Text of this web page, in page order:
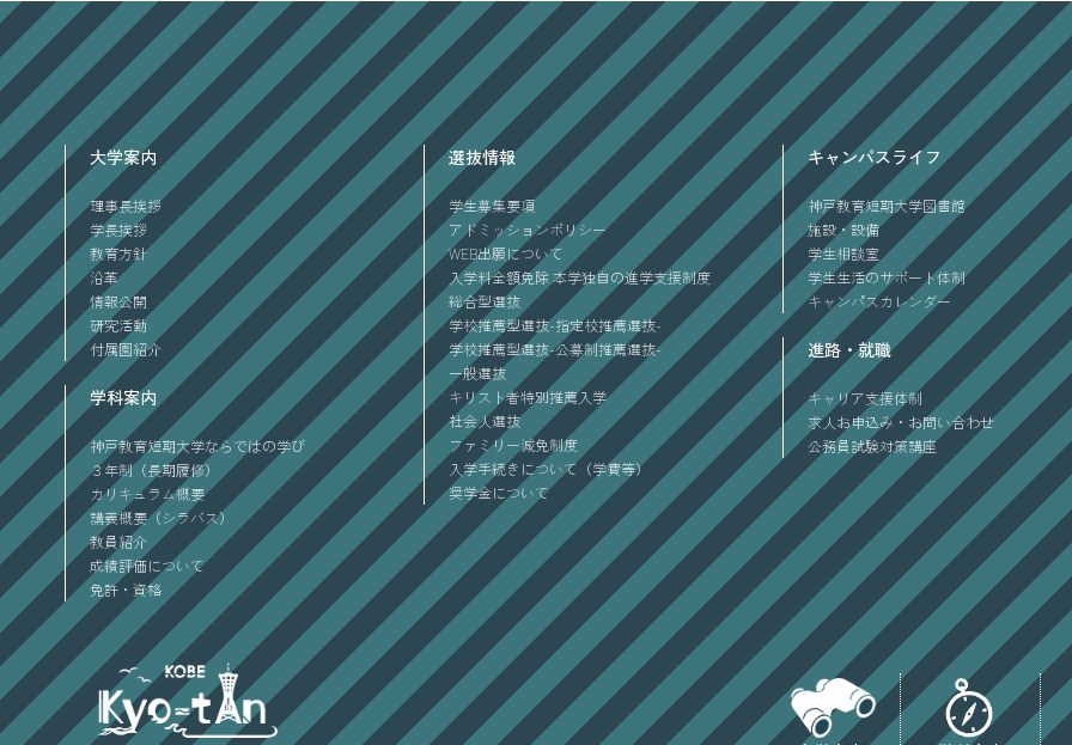
大学案内
理事長挨拶
学長挨拶
教育方針
沿革
情報公開
研究活動
付属園紹介
学科案内
神戸教育短期大学ならではの学び
３年制（長期履修）
カリキュラム概要
講義概要（シラバス）
教員紹介
成績評価について
免許・資格
選抜情報
学生募集要項
アドミッションポリシー
WEB出願について
入学料全額免除 本学独自の進学支援制度
総合型選抜
学校推薦型選抜-指定校推薦選抜-
学校推薦型選抜-公募制推薦選抜-
一般選抜
キリスト者特別推薦入学
社会人選抜
ファミリー減免制度
入学手続きについて（学費等）
奨学金について
キャンパスライフ
神戸教育短期大学図書館
施設・設備
学生相談室
学生生活のサポート体制
キャンパスカレンダー
進路・就職
キャリア支援体制
求人お申込み・お問い合わせ
公務員試験対策講座